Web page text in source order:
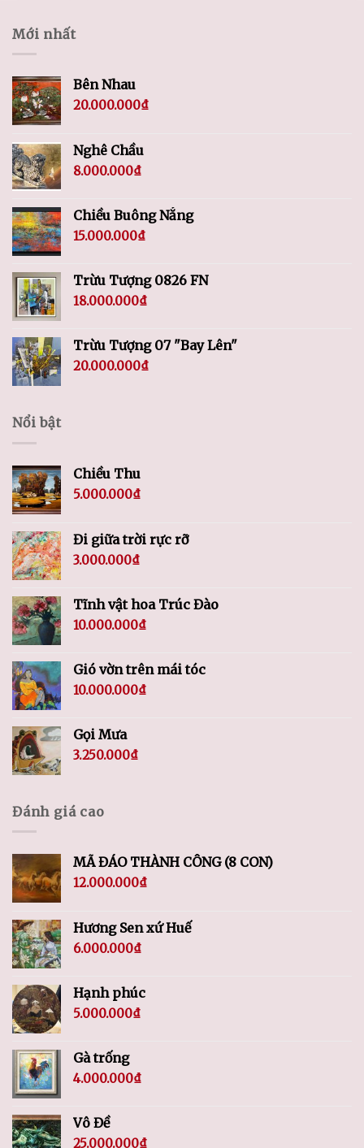
Mới nhất
Bên Nhau
20.000.000₫
Nghê Chầu
8.000.000₫
Chiều Buông Nắng
15.000.000₫
Trừu Tượng 0826 FN
18.000.000₫
Trừu Tượng 07 "Bay Lên"
20.000.000₫
Nổi bật
Chiều Thu
5.000.000₫
Đi giữa trời rực rỡ
3.000.000₫
Tĩnh vật hoa Trúc Đào
10.000.000₫
Gió vờn trên mái tóc
10.000.000₫
Gọi Mưa
3.250.000₫
Đánh giá cao
MÃ ĐÁO THÀNH CÔNG (8 CON)
12.000.000₫
Hương Sen xứ Huế
6.000.000₫
Hạnh phúc
5.000.000₫
Gà trống
4.000.000₫
Vô Đề
25.000.000₫